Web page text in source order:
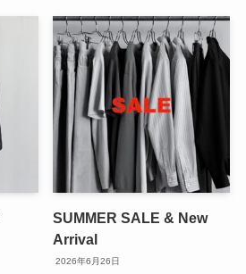
SUMMER SALE & New
Arrival
2026年6月26日